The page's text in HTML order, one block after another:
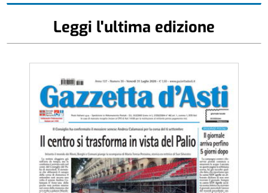
Leggi l'ultima edizione